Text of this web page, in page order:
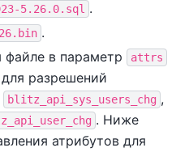
5.26.0.sql .
.
в параметр
attrs
разрешений
blitz_api_sys_users_chg ,
. Ниже
атрибутов для